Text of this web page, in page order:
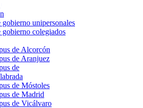
gobierno unipersonales
gobierno colegiados
de Alcorcón
de Aranjuez
de
de Móstoles
de Madrid
de Vicálvaro